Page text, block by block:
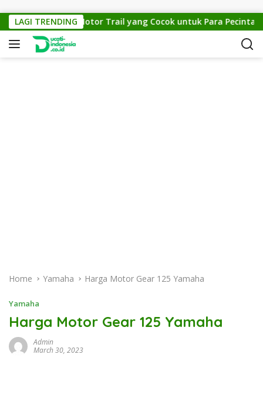
LAGI TRENDING
Cross 150: Motor Trail yang Cocok untuk Para Pecinta Off-
Home Yamaha Harga Motor Gear 125 Yamaha
Yamaha
Harga Motor Gear 125 Yamaha
Admin
March 30, 2023